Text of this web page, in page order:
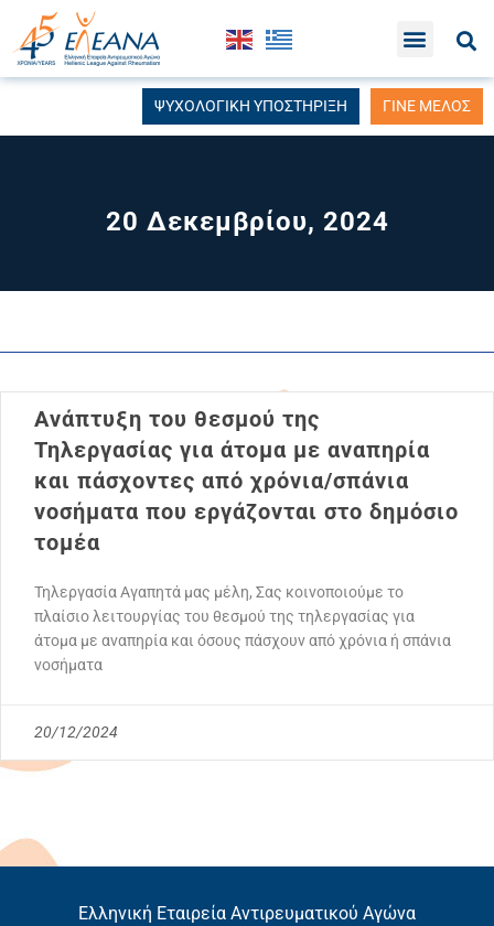
ΨΥΧΟΛΟΓΙΚΗ ΥΠΟΣΤΗΡΙΞΗ ΓΙΝΕ ΜΕΛΟΣ
20 Δεκεμβρίου, 2024
Ανάπτυξη του θεσμού της
Τηλεργασίας για άτομα με αναπηρία
και πάσχοντες από χρόνια/σπάνια
νοσήματα που εργάζονται στο δημόσιο
τομέα
Τηλεργασία Αγαπητά μας μέλη, Σας κοινοποιούμε το
πλαίσιο λειτουργίας του θεσμού της τηλεργασίας για
άτομα με αναπηρία και όσους πάσχουν από χρόνια ή σπάνια
νοσήματα
20/12/2024
Ελληνική Εταιρεία Αντιρευματικού Αγώνα